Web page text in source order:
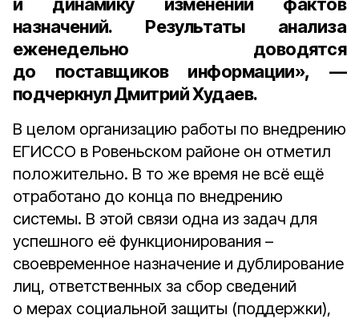
назначений. Результаты анализа
еженедельно доводятся
до поставщиков информации», —
подчеркнул Дмитрий Худаев.
В целом организацию работы по внедрению
ЕГИССО в Ровеньском районе он отметил
положительно. В то же время не всё ещё
отработано до конца по внедрению
системы. В этой связи одна из задач для
успешного её функционирования –
своевременное назначение и дублирование
лиц, ответственных за сбор сведений
о мерах социальной защиты (поддержки),